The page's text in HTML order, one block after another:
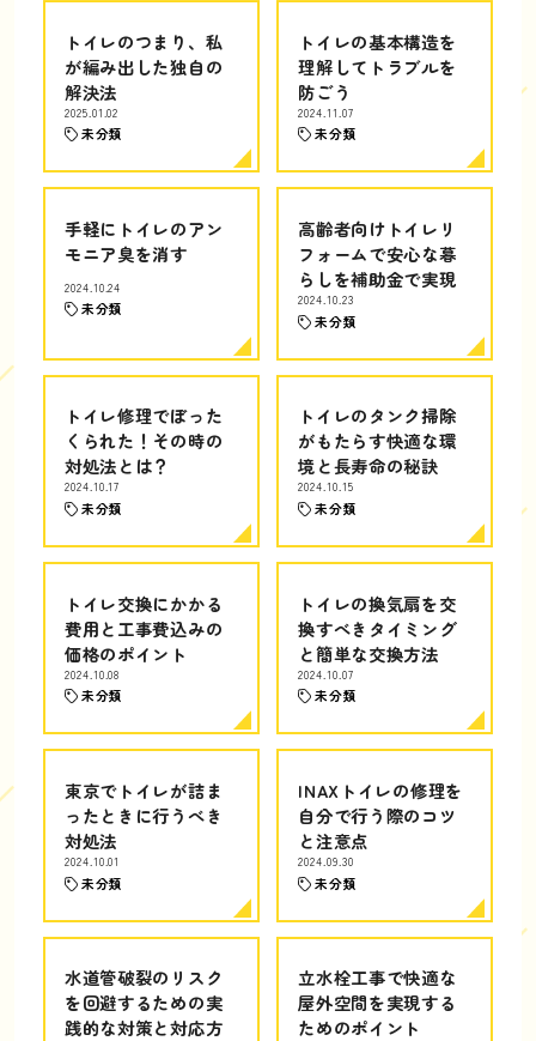
トイレのつまり、私
が編み出した独自の
解決法
2025.01.02
未分類
トイレの基本構造を
理解してトラブルを
防ごう
2024.11.07
未分類
手軽にトイレのアン
モニア臭を消す
2024.10.24
未分類
高齢者向けトイレリ
フォームで安心な暮
らしを補助金で実現
2024.10.23
未分類
トイレ修理でぼった
くられた！その時の
対処法とは？
2024.10.17
未分類
トイレのタンク掃除
がもたらす快適な環
境と長寿命の秘訣
2024.10.15
未分類
トイレ交換にかかる
費用と工事費込みの
価格のポイント
2024.10.08
未分類
トイレの換気扇を交
換すべきタイミング
と簡単な交換方法
2024.10.07
未分類
東京でトイレが詰ま
ったときに行うべき
対処法
2024.10.01
未分類
INAXトイレの修理を
自分で行う際のコツ
と注意点
2024.09.30
未分類
水道管破裂のリスク
を回避するための実
践的な対策と対応方
立水栓工事で快適な
屋外空間を実現する
ためのポイント